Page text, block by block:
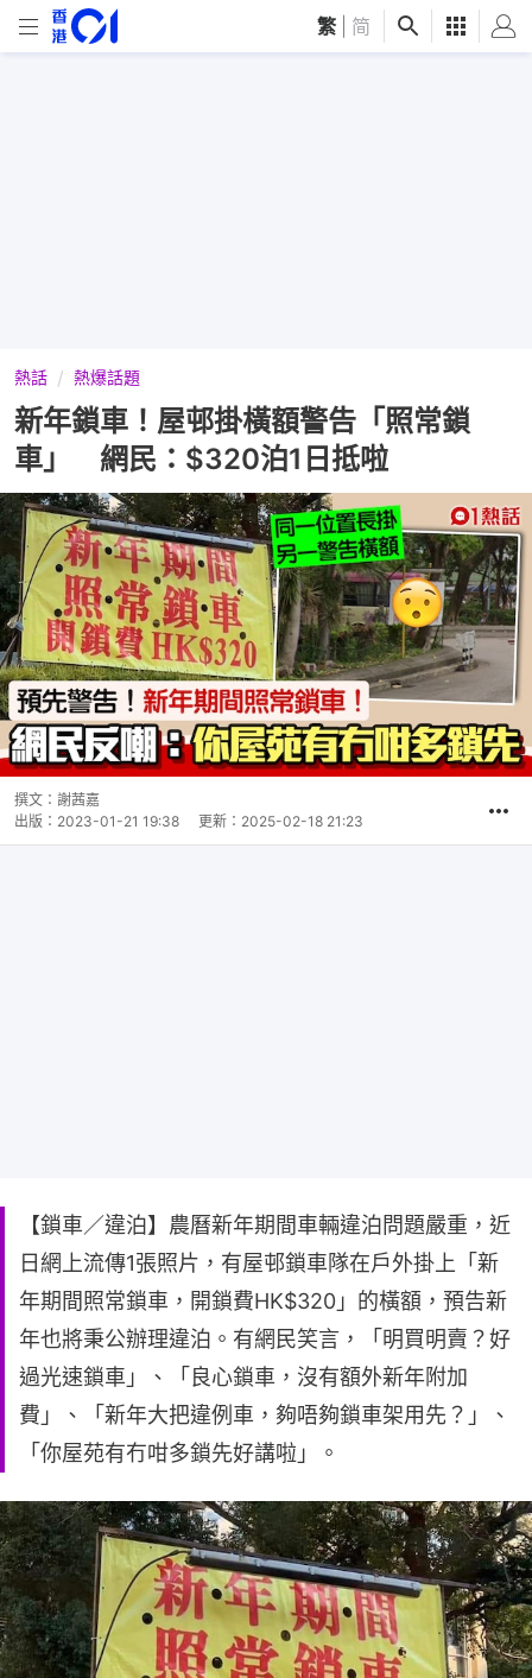
繁 简
熱話 熱爆話題
新年鎖車！屋邨掛橫額警告「照常鎖
車」 網民：$320泊1日抵啦
撰文： 謝茜嘉
出版： 2023-01-21 19:38 更新： 2025-02-18 21:23
【鎖車／違泊】農曆新年期間車輛違泊問題嚴重，近
日網上流傳1張照片，有屋邨鎖車隊在戶外掛上「新
年期間照常鎖車，開鎖費HK$320」的橫額，預告新
年也將秉公辦理違泊。有網民笑言，「明買明賣？好
過光速鎖車」、「良心鎖車，沒有額外新年附加
費」、「新年大把違例車，夠唔夠鎖車架用先？」、
「你屋苑有冇咁多鎖先好講啦」。